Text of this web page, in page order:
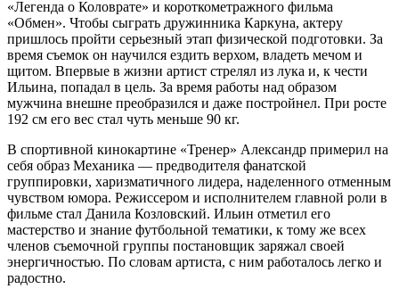
«Легенда о Коловрате» и короткометражного фильма
«Обмен». Чтобы сыграть дружинника Каркуна, актеру
пришлось пройти серьезный этап физической подготовки. За
время съемок он научился ездить верхом, владеть мечом и
щитом. Впервые в жизни артист стрелял из лука и, к чести
Ильина, попадал в цель. За время работы над образом
мужчина внешне преобразился и даже постройнел. При росте
192 см его вес стал чуть меньше 90 кг.
В спортивной кинокартине «Тренер» Александр примерил на
себя образ Механика — предводителя фанатской
группировки, харизматичного лидера, наделенного отменным
чувством юмора. Режиссером и исполнителем главной роли в
фильме стал Данила Козловский. Ильин отметил его
мастерство и знание футбольной тематики, к тому же всех
членов съемочной группы постановщик заряжал своей
энергичностью. По словам артиста, с ним работалось легко и
радостно.